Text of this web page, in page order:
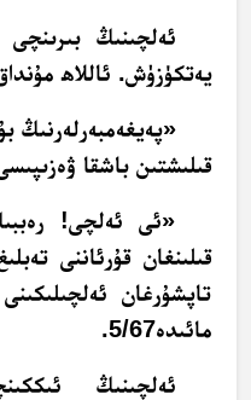
ئەلچىنىڭ بىرىنچى
يەتكۈزۈش. ئاللاھ
«پەيغەمبەرلەرنىڭ
قىلىشتىن باشقا ۋەزىپىسى
«ئى ئەلچى!
قىلىنغان قۇرئاننى
تاپشۇرغان
مائىدە5/67.
ئەلچىنىڭ